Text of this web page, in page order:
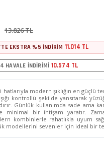
13.826 TL
EKSTRA %5 İNDİRİM 11.014 TL
HAVALE İNDİRİMİ 10.574 TL
modern şıklığın en güçlü
kontrollü şekilde yansıtarak
Günlük kullanımda sade ama
minimal bir ihtişam yaratır.
kombinlerle rahatlıkla uyum
modellerini sevenler için ideal bir